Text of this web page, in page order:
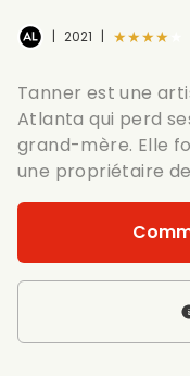
| 2021 | ★★★★★
Tanner est une
Atlanta qui perd
grand-mère. Elle
une propriétaire